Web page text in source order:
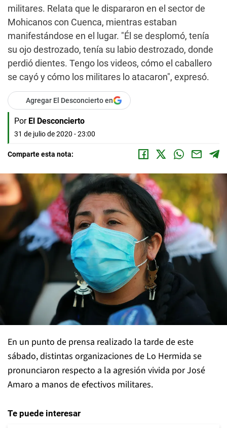
militares. Relata que le dispararon en el sector de
Mohicanos con Cuenca, mientras estaban
manifestándose en el lugar. "Él se desplomó, tenía
su ojo destrozado, tenía su labio destrozado, donde
perdió dientes. Tengo los videos, cómo el caballero
se cayó y cómo los militares lo atacaron", expresó.
Agregar El Desconcierto en
Por El Desconcierto
31 de julio de 2020 - 23:00
Comparte esta nota:
En un punto de prensa realizado la tarde de este
sábado, distintas organizaciones de Lo Hermida se
pronunciaron respecto a la agresión vivida por José
Amaro a manos de efectivos militares.
Te puede interesar